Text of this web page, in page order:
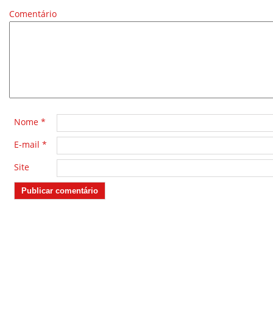
Comentário
Nome *
E-mail *
Site